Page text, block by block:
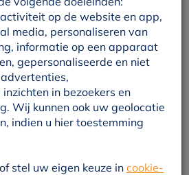
maakt plannen
nieuw warmtenet
duurzaam warmtenet in
geworden. Warmtebedrijf
een ontwerp voor een warmtenet
op de website en app,
media, personaliseren van
informatie op een apparaat
gepersonaliseerde en niet
in bezoekers en
Wij kunnen ook uw geolocatie
indien u hier toestemming
stel uw eigen keuze in cookie-